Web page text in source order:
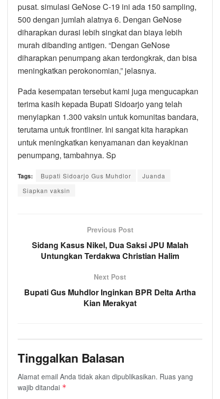
pusat. simulasi GeNose C-19 ini ada 150 sampling,
500 dengan jumlah alatnya 6. Dengan GeNose
diharapkan durasi lebih singkat dan biaya lebih
murah dibanding antigen. “Dengan GeNose
diharapkan penumpang akan terdongkrak, dan bisa
meningkatkan perokonomian,” jelasnya.
Pada kesempatan tersebut kami juga mengucapkan
terima kasih kepada Bupati Sidoarjo yang telah
menyiapkan 1.300 vaksin untuk komunitas bandara,
terutama untuk frontliner. Ini sangat kita harapkan
untuk meningkatkan kenyamanan dan keyakinan
penumpang, tambahnya. Sp
Tags: Bupati Sidoarjo Gus Muhdlor
Juanda
Siapkan vaksin
Previous Post
Sidang Kasus Nikel, Dua Saksi JPU Malah
Untungkan Terdakwa Christian Halim
Next Post
Bupati Gus Muhdlor Inginkan BPR Delta Artha
Kian Merakyat
Tinggalkan Balasan
Alamat email Anda tidak akan dipublikasikan. Ruas yang
wajib ditandai *